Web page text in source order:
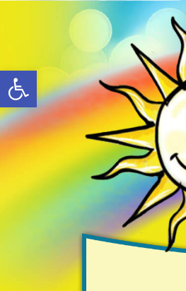
Otwórz pasek narzędzi